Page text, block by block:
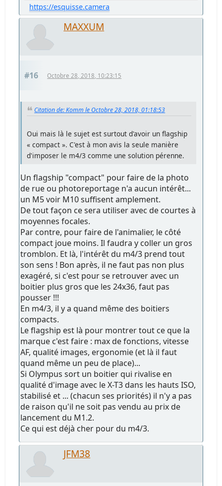
https://esquisse.camera
MAXXUM
#16 Octobre 28, 2018, 10:23:15
Citation de: Komm le Octobre 28, 2018, 01:18:53
Oui mais là le sujet est surtout d'avoir un flagship
« compact ». C'est à mon avis la seule manière
d'imposer le m4/3 comme une solution pérenne.
Un flagship "compact" pour faire de la photo
de rue ou photoreportage n'a aucun intérêt...
un M5 voir M10 suffisent amplement.
De tout façon ce sera utiliser avec de courtes à
moyennes focales.
Par contre, pour faire de l'animalier, le côté
compact joue moins. Il faudra y coller un gros
tromblon. Et là, l'intérêt du m4/3 prend tout
son sens ! Bon après, il ne faut pas non plus
exagéré, si c'est pour se retrouver avec un
boitier plus gros que les 24x36, faut pas
pousser !!!
En m4/3, il y a quand même des boitiers
compacts.
Le flagship est là pour montrer tout ce que la
marque c'est faire : max de fonctions, vitesse
AF, qualité images, ergonomie (et là il faut
quand même un peu de place)...
Si Olympus sort un boitier qui rivalise en
qualité d'image avec le X-T3 dans les hauts ISO,
stabilisé et ... (chacun ses priorités) il n'y a pas
de raison qu'il ne soit pas vendu au prix de
lancement du M1.2.
Ce qui est déjà cher pour du m4/3.
JFM38